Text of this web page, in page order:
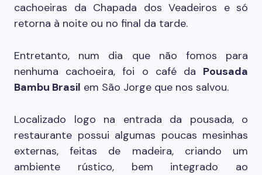
cachoeiras da Chapada dos Veadeiros e só
retorna à noite ou no final da tarde.
Entretanto, num dia que não fomos para
nenhuma cachoeira, foi o café da Pousada
Bambu Brasil em São Jorge que nos salvou.
Localizado logo na entrada da pousada, o
restaurante possui algumas poucas mesinhas
externas, feitas de madeira, criando um
ambiente rústico, bem integrado ao